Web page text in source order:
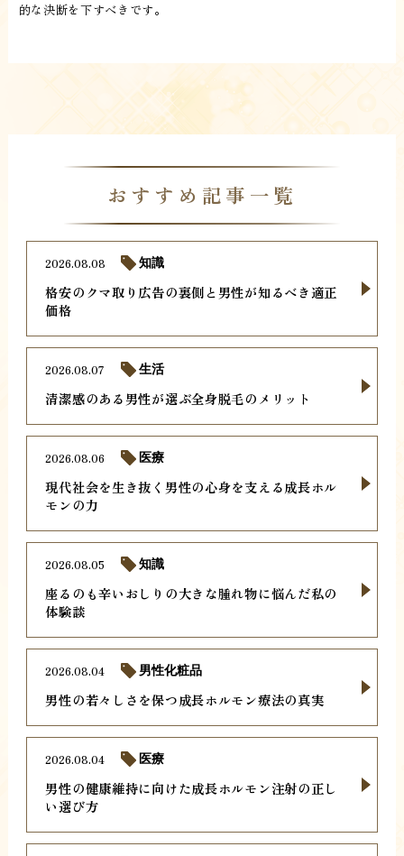
的な決断を下すべきです。
おすすめ記事一覧
格安のクマ取り広告の裏側と男性が知るべき適正
価格
2026.08.08 知識
清潔感のある男性が選ぶ全身脱毛のメリット
2026.08.07 生活
現代社会を生き抜く男性の心身を支える成長ホル
モンの力
2026.08.06 医療
座るのも辛いおしりの大きな腫れ物に悩んだ私の
体験談
2026.08.05 知識
男性の若々しさを保つ成長ホルモン療法の真実
2026.08.04 男性化粧品
男性の健康維持に向けた成長ホルモン注射の正し
い選び方
2026.08.04 医療